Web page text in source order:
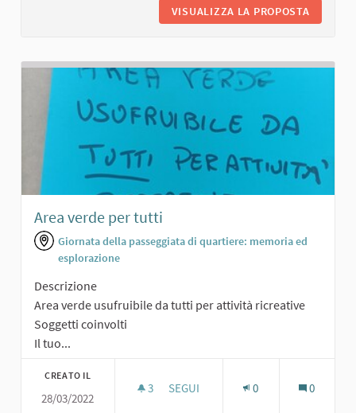
VISUALIZZA LA PROPOSTA
Area verde per tutti
Giornata della passeggiata di quartiere: memoria ed
esplorazione
Descrizione
Area verde usufruibile da tutti per attività ricreative
Soggetti coinvolti
Il tuo...
CREATO IL
28/03/2022
3 3 SOSTENITORI
SEGUI 0 0